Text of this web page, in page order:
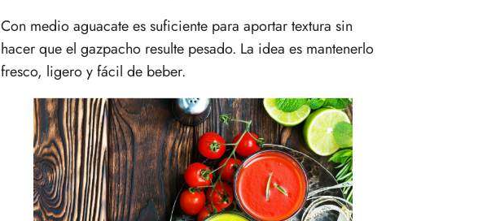
Con medio aguacate es suficiente para aportar textura sin
hacer que el gazpacho resulte pesado. La idea es mantenerlo
fresco, ligero y fácil de beber.